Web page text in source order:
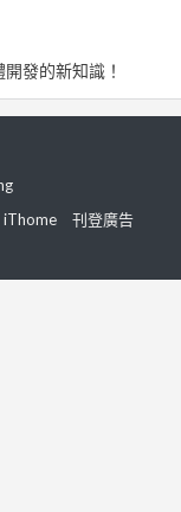
發的新知識！
iThome
刊登廣告